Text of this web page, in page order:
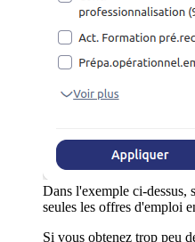
Dans l'exemple ci-dessus,
seules les offres d'emploi
Si vous obtenez trop peu